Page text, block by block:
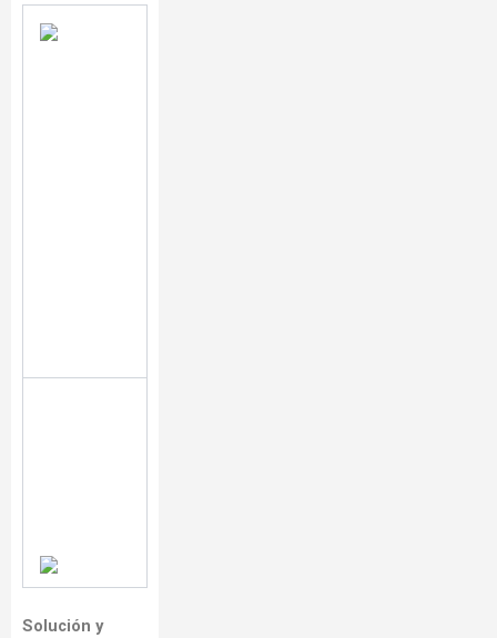
Solución y